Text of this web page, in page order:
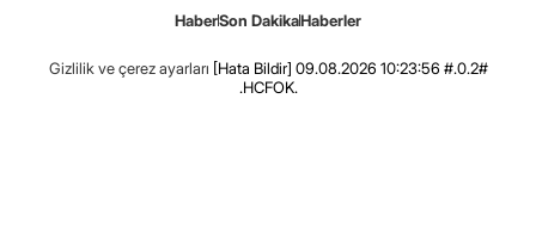
HaberSon DakikaHaberler
Gizlilik ve çerez ayarları [Hata Bildir] 09.08.2026 10:23:56 #.0.2#
.HCFOK.